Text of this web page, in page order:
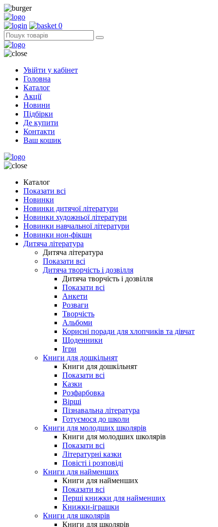
0
Увійти у кабінет
Головна
Каталог
Акції
Новини
Підбірки
Де купити
Контакти
Ваш кошик
Каталог
Показати всі
Новинки
Новинки дитячої літератури
Новинки художньої літератури
Новинки навчальної літератури
Новинки нон-фікшн
Дитяча література
Дитяча література
Показати всі
Дитяча творчість і дозвілля
Дитяча творчість і дозвілля
Показати всі
Анкети
Розваги
Творчість
Альбоми
Корисні поради для хлопчиків та дівчат
Щоденники
Ігри
Книги для дошкільнят
Книги для дошкільнят
Показати всі
Казки
Розфарбовка
Вірші
Пізнавальна література
Готуємося до школи
Книги для молодших школярів
Книги для молодших школярів
Показати всі
Літературні казки
Повісті і розповіді
Книги для найменших
Книги для найменших
Показати всі
Перші книжки для найменших
Книжки-іграшки
Книги для школярів
Книги для школярів